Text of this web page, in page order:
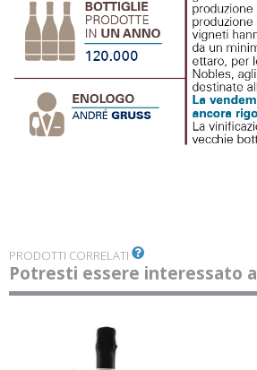
PRODOTTI CORRELATI
Potresti essere interessato a